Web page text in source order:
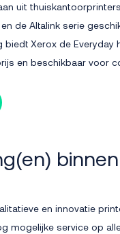
uit
de Altalink serie
biedt Xerox de
en beschikbaar voor
en innovatie
mogelijke service op